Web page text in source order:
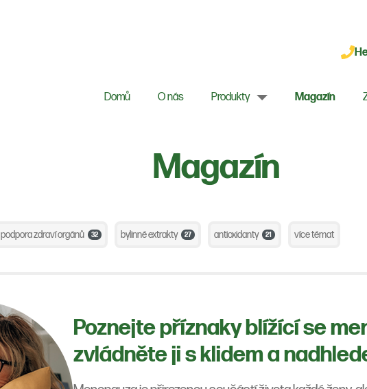
Domů O nás Produkty Magazín
Magazín
podpora zdraví orgánů 32 bylinné extrakty 27 antioxidanty 21 více témat
Poznejte příznaky blížící se
zvládněte ji s klidem a